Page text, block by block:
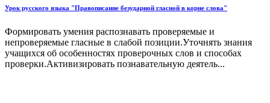
Урок русского языка "Правописание безударной гласной в корне слова"
Формировать умения распознавать проверяемые и
непроверяемые гласные в слабой позиции.Уточнять знания
учащихся об особенностях проверочных слов и способах
проверки.Активизировать познавательную деятель...